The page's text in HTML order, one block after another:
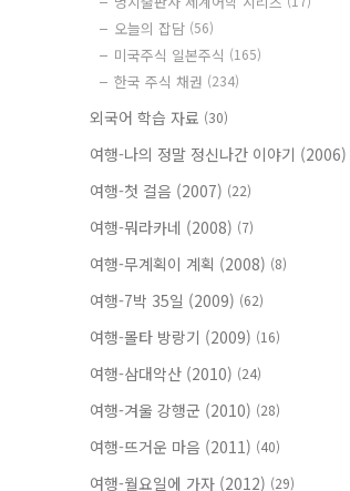
오늘의 잡담 (56)
미국주식 일본주식 (165)
한국 주식 채권 (234)
외국어 학습 자료 (30)
여행-나의 정말 정신나간 이야기 (2006)
여행-첫 걸음 (2007) (22)
여행-뭐라카네 (2008) (7)
여행-무계획이 계획 (2008) (8)
여행-7박 35일 (2009) (62)
여행-몰타 방랑기 (2009) (16)
여행-삼대악산 (2010) (24)
여행-겨울 강행군 (2010) (28)
여행-뜨거운 마음 (2011) (40)
여행-월요일에 가자 (2012) (29)